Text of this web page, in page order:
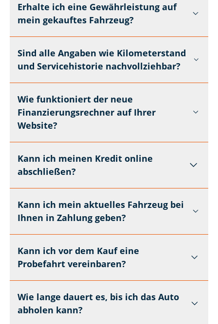
Erhalte ich eine Gewährleistung auf
mein gekauftes Fahrzeug?
Sind alle Angaben wie Kilometerstand
und Servicehistorie nachvollziehbar?
Wie funktioniert der neue
Finanzierungsrechner auf Ihrer
Website?
Kann ich meinen Kredit online
abschließen?
Kann ich mein aktuelles Fahrzeug bei
Ihnen in Zahlung geben?
Kann ich vor dem Kauf eine
Probefahrt vereinbaren?
Wie lange dauert es, bis ich das Auto
abholen kann?